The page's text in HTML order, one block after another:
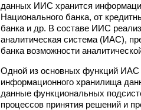
данных ИИС хранится
Национального банка, от
банка и др. В составе ИИС
аналитическая система (ИАС),
банка возможности
Одной из основных функций ИАС
информационного хранилища
данные функциональных
процессов принятия решений и